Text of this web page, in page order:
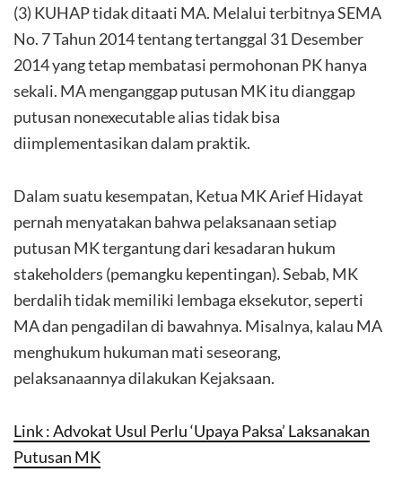
(3) KUHAP tidak ditaati MA. Melalui terbitnya SEMA
No. 7 Tahun 2014 tentang tertanggal 31 Desember
2014 yang tetap membatasi permohonan PK hanya
sekali. MA menganggap putusan MK itu dianggap
putusan nonexecutable alias tidak bisa
diimplementasikan dalam praktik.
Dalam suatu kesempatan, Ketua MK Arief Hidayat
pernah menyatakan bahwa pelaksanaan setiap
putusan MK tergantung dari kesadaran hukum
stakeholders (pemangku kepentingan). Sebab, MK
berdalih tidak memiliki lembaga eksekutor, seperti
MA dan pengadilan di bawahnya. Misalnya, kalau MA
menghukum hukuman mati seseorang,
pelaksanaannya dilakukan Kejaksaan.
Link : Advokat Usul Perlu ‘Upaya Paksa’ Laksanakan
Putusan MK